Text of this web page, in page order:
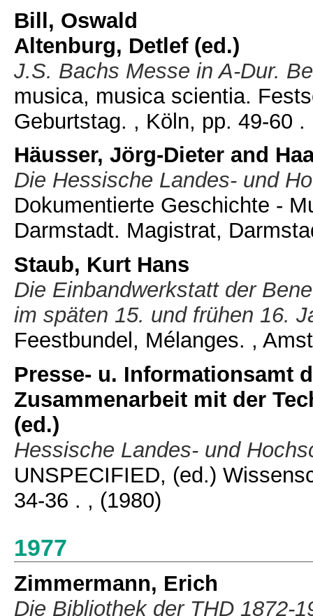
Bill, Oswald
Altenburg, Detlef(ed.)
J.S. Bachs Messe in A-Dur.
musica, musica scientia.
Geburtstag. , Köln, pp. 49-60 .
Häusser, Jörg-Dieter and
Die Hessische Landes- und
Dokumentierte Geschichte -
Darmstadt. Magistrat,
Staub, Kurt Hans
Die Einbandwerkstatt der
im späten 15. und frühen 16.
Feestbundel, Mélanges. ,
Presse- u. Informationsamt
Zusammenarbeit mit der
(ed.)
Hessische Landes- und
UNSPECIFIED, (ed.)
34-36 . , (1980)
1977
Zimmermann, Erich
Die Bibliothek der THD 1872-